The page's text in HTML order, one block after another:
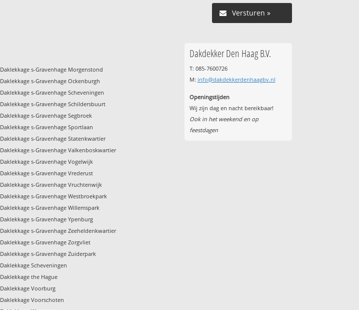
Versturen »
Daklekkage s-Gravenhage Morgenstond
Daklekkage s-Gravenhage Ockenburgh
Daklekkage s-Gravenhage Scheveningen
Daklekkage s-Gravenhage Schildersbuurt
Daklekkage s-Gravenhage Segbroek
Daklekkage s-Gravenhage Sportlaan
Daklekkage s-Gravenhage Statenkwartier
Daklekkage s-Gravenhage Valkenboskwartier
Daklekkage s-Gravenhage Vogelwijk
Daklekkage s-Gravenhage Vrederust
Daklekkage s-Gravenhage Vruchtenwijk
Daklekkage s-Gravenhage Westbroekpark
Daklekkage s-Gravenhage Willemspark
Daklekkage s-Gravenhage Ypenburg
Daklekkage s-Gravenhage Zeeheldenkwartier
Daklekkage s-Gravenhage Zorgvliet
Daklekkage s-Gravenhage Zuiderpark
Daklekkage Scheveningen
Daklekkage the Hague
Daklekkage Voorburg
Daklekkage Voorschoten
Dakdekker Den Haag B.V.
T: 085-7600726
M: info@dakdekkerdenhaagbv.nl
Openingstijden
Wij zijn dag en nacht bereikbaar!
Ook in het weekend en op
feestdagen